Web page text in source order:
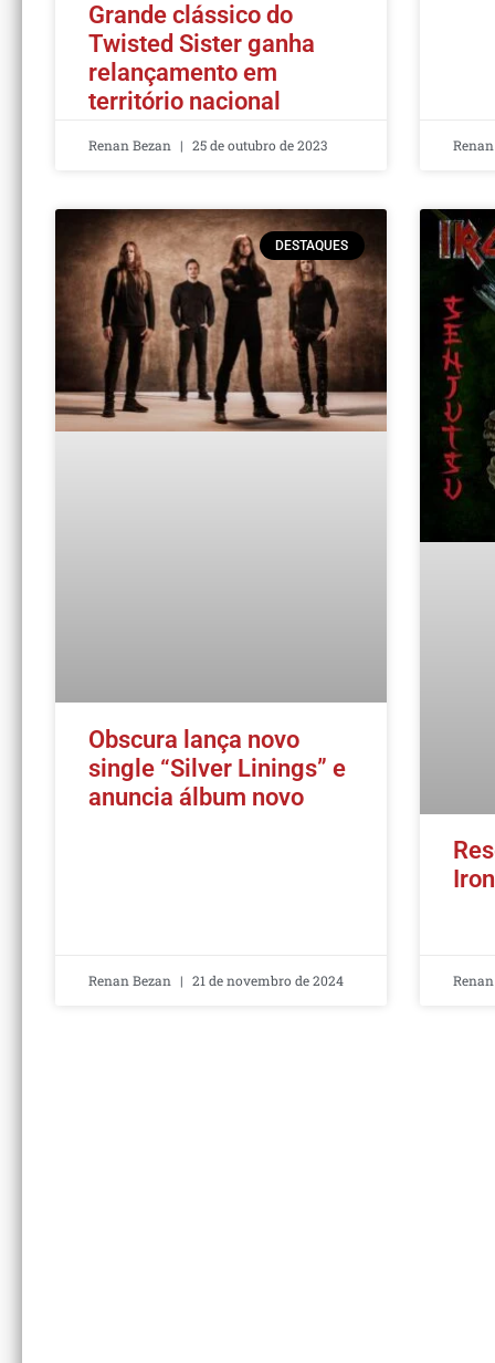
Grande clássico do
Twisted Sister ganha
relançamento em
território nacional
Renan Bezan 25 de outubro de 2023
DESTAQUES
Obscura lança novo
single “Silver Linings” e
anuncia álbum novo
Renan Bezan 21 de novembro de 2024